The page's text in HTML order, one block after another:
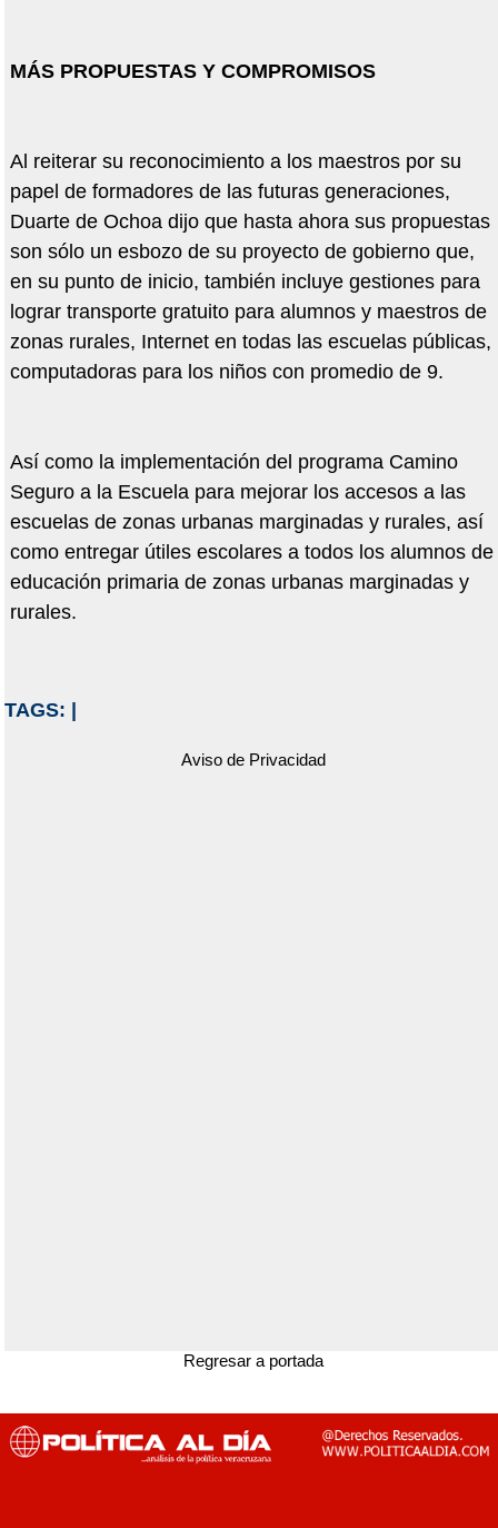
MÁS PROPUESTAS Y COMPROMISOS
Al reiterar su reconocimiento a los maestros por su
papel de formadores de las futuras generaciones,
Duarte de Ochoa dijo que hasta ahora sus propuestas
son sólo un esbozo de su proyecto de gobierno que,
en su punto de inicio, también incluye gestiones para
lograr transporte gratuito para alumnos y maestros de
zonas rurales, Internet en todas las escuelas públicas,
computadoras para los niños con promedio de 9.
Así como la implementación del programa Camino
Seguro a la Escuela para mejorar los accesos a las
escuelas de zonas urbanas marginadas y rurales, así
como entregar útiles escolares a todos los alumnos de
educación primaria de zonas urbanas marginadas y
rurales.
TAGS:
Aviso de Privacidad
Regresar a portada